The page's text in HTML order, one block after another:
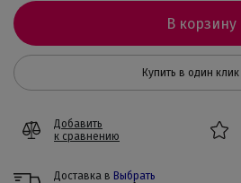
В корзину
Купить в один клик
Добавить
к сравнению
Доставка в Выбрать